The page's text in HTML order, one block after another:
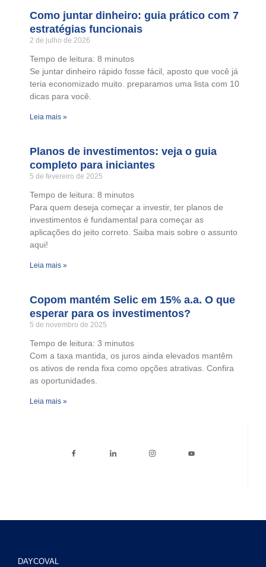
Como juntar dinheiro: guia prático com 7
estratégias funcionais
2 de julho de 2026
Tempo de leitura: 8 minutos
Se juntar dinheiro rápido fosse fácil, aposto que você já
teria economizado muito. preparamos uma lista com 10
dicas para você.
Leia mais »
Planos de investimentos: veja o guia
completo para iniciantes
5 de fevereiro de 2025
Tempo de leitura: 8 minutos
Para quem deseja começar a investir, ter planos de
investimentos é fundamental para começar as
aplicações do jeito correto. Saiba mais sobre o assunto
aqui!
Leia mais »
Copom mantém Selic em 15% a.a. O que
esperar para os investimentos?
5 de novembro de 2025
Tempo de leitura: 3 minutos
Com a taxa mantida, os juros ainda elevados mantêm
os ativos de renda fixa como opções atrativas. Confira
as oportunidades.
Leia mais »
DAYCOVAL